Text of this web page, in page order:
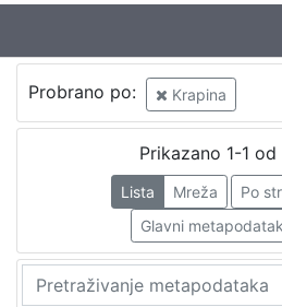
Probrano po: Krapina
Prikazano 1-1 od
Lista Mreža
Po
Glavni